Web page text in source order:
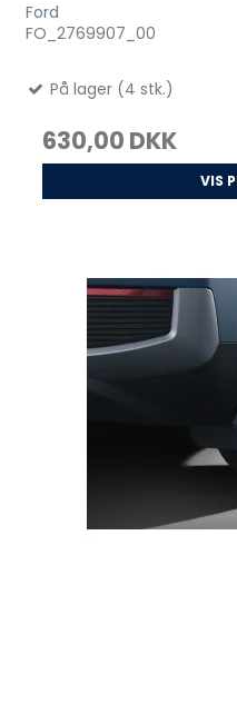
Ford
FO_2769907_00
På lager (4 stk.)
630,00 DKK
VIS